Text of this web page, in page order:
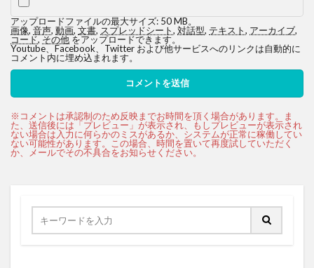
アップロードファイルの最大サイズ: 50 MB。
画像, 音声, 動画, 文書, スプレッドシート, 対話型, テキスト, アーカイブ,
コード,その他をアップロードできます。
Youtube、Facebook、Twitter および他サービスへのリンクは自動的に
コメント内に埋め込まれます。